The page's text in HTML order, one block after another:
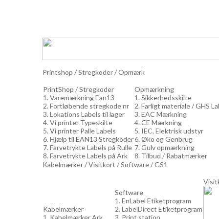
Printshop / Stregkoder / Opmærk
PrintShop / Stregkoder
1. Varemærkning Ean13
2. Fortløbende stregkode nr
3. Lokations Labels til lager
4. Vi printer Typeskilte
5. Vi printer Palle Labels
6. Hjælp til EAN13 Stregkoder
7. Farvetrykte Labels på Rulle
8. Farvetrykte Labels på Ark
Opmærkning
1. Sikkerhedsskilte
2. Farligt materiale / GHS
3. EAC Mærkning
4. CE Mærkning
5. IEC, Elektrisk udstyr
6. Øko og Genbrug
7. Gulv opmærkning
8. Tilbud / Rabatmærker
Kabelmærker / Visitkort / Software / GS1
Kabelmærker
1. Kabelmærker Ark
Software
1. EnLabel Etiketprogram
2. LabelDirect Etiketprogram
3. Print station